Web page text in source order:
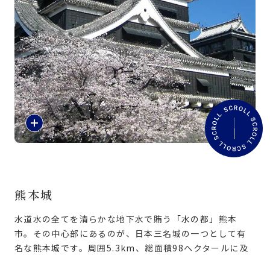
行き先
旅のお役立ち情報
ANA サービス
閉じる
紹
介
文
を
熊本城
水道水の全てを清らかな地下水で賄う「水の都」熊本
市。その中心部にあるのが、日本三名城の一つとして有
名な熊本城です。周囲5.3km、総面積98ヘクタールに及